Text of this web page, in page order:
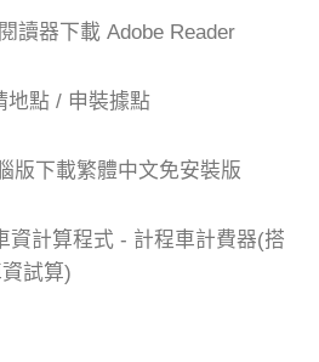
讀器下載 Adobe Reader
地點 / 申裝據點
版下載繁體中文免安裝版
資計算程式 - 計程車計費器(搭
試算)